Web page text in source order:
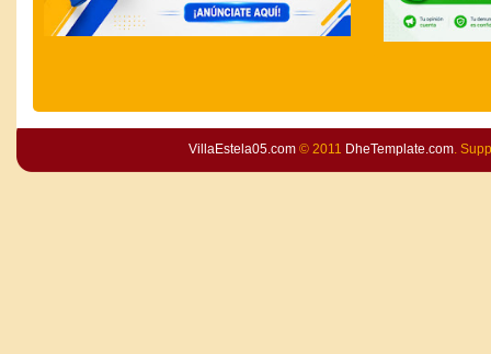
VillaEstela05.com© 2011 DheTemplate.com.